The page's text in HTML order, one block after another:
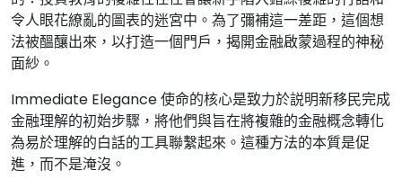
令人眼花繚亂的圖表的迷宮中。為了彌補這一差距，這個想
法被醞釀出來，以打造一個門戶，揭開金融啟蒙過程的神秘
面紗。
Immediate Elegance 使命的核心是致力於説明新移民完成
金融理解的初始步驟，將他們與旨在將複雜的金融概念轉化
為易於理解的白話的工具聯繫起來。這種方法的本質是促
進，而不是淹沒。